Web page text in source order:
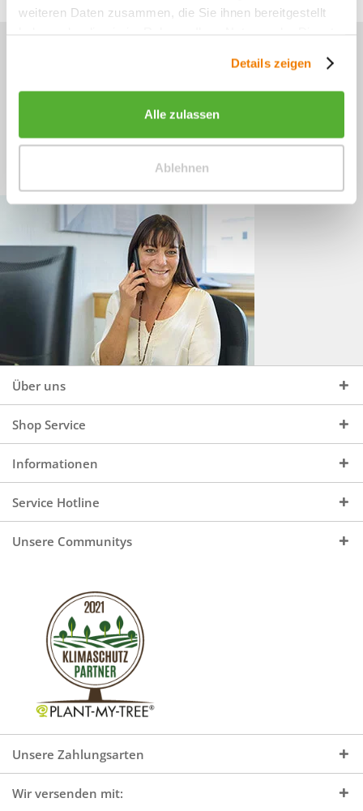
weiteren Daten zusammen, die Sie ihnen bereitgestellt
Details zeigen
Alle zulassen
Ablehnen
Sie haben Fragen zu unseren
+49 (0)4244 965 34 04
Mo - Do, 09:00 - 16:00 Uhr
und Fr, 09:00 - 13:00 Uhr
Über uns
Shop Service
Informationen
Service Hotline
Unsere Communitys
Unsere Zahlungsarten
Wir versenden mit: